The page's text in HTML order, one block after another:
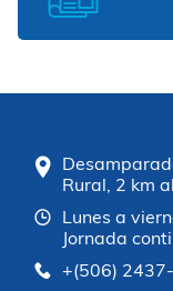
Rural, 2 km
Lunes a
Jornada
+(506)